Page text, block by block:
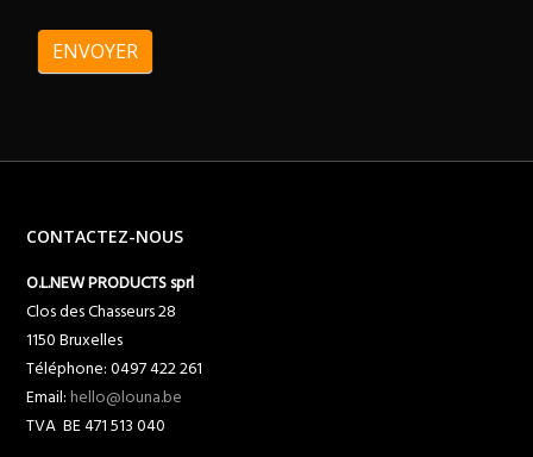
ENVOYER
CONTACTEZ-NOUS
O.L.NEW PRODUCTS sprl
Clos des Chasseurs 28
1150 Bruxelles
Téléphone: 0497 422 261
Email:hello@louna.be
TVA BE 471 513 040